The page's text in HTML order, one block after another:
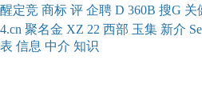
醒定竞 商标 评 企聘 D 360B 搜G 关
4.cn 聚名金 XZ 22 西部 玉集 新介 Se
表 信息 中介 知识